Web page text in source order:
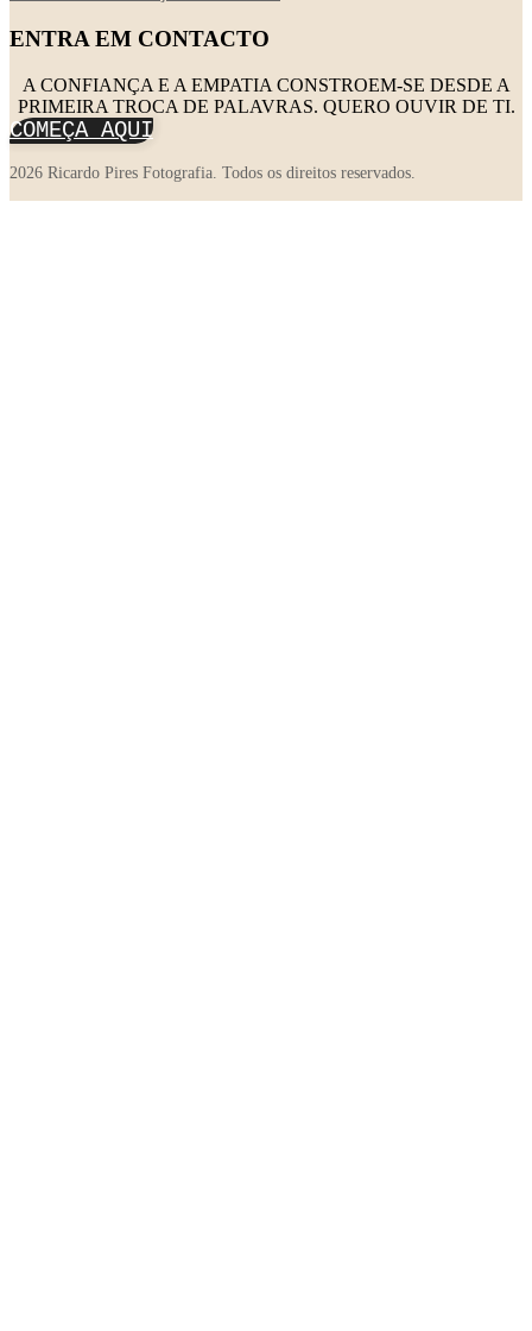
ENTRA EM CONTACTO
A CONFIANÇA E A EMPATIA CONSTROEM-SE DESDE A
PRIMEIRA TROCA DE PALAVRAS. QUERO OUVIR DE TI.
COMEÇA AQUI
2026 Ricardo Pires Fotografia. Todos os direitos reservados.